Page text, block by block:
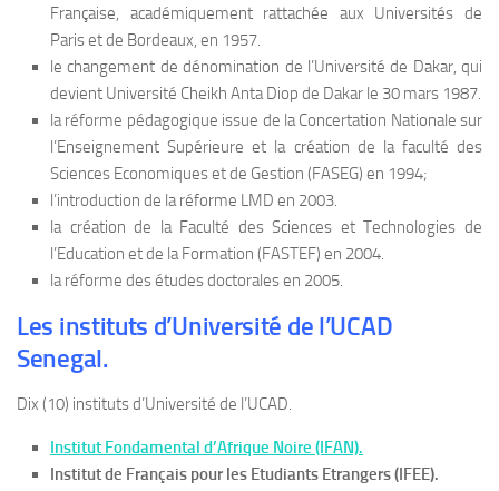
Française, académiquement rattachée aux Universités de
Paris et de Bordeaux, en 1957.
le changement de dénomination de l’Université de Dakar, qui
devient Université Cheikh Anta Diop de Dakar le 30 mars 1987.
la réforme pédagogique issue de la Concertation Nationale sur
l’Enseignement Supérieure et la création de la faculté des
Sciences Economiques et de Gestion (FASEG) en 1994;
l’introduction de la réforme LMD en 2003.
la création de la Faculté des Sciences et Technologies de
l’Education et de la Formation (FASTEF) en 2004.
la réforme des études doctorales en 2005.
Les instituts d’Université de l’UCAD
Senegal.
Dix (10) instituts d’Université de l’UCAD.
Institut Fondamental d’Afrique Noire (IFAN).
Institut de Français pour les Etudiants Etrangers (IFEE).